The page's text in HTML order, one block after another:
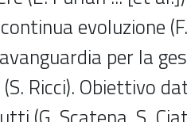
evoluzione
per la
Ricci). Obiettivo